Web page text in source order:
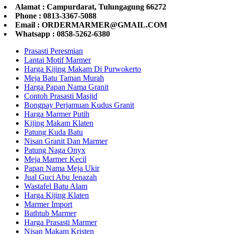
Alamat : Campurdarat, Tulungagung 66272
Phone : 0813-3367-5088
Email : ORDERMARMER@GMAIL.COM
Whatsapp : 0858-5262-6380
Prasasti Peresmian
Lantai Motif Marmer
Harga Kijing Makam Di Purwokerto
Meja Batu Taman Murah
Harga Papan Nama Granit
Contoh Prasasti Masjid
Bongpay Perjamuan Kudus Granit
Harga Marmer Putih
Kijing Makam Klaten
Patung Kuda Batu
Nisan Granit Dan Marmer
Patung Naga Onyx
Meja Marmer Kecil
Papan Nama Meja Ukir
Jual Guci Abu Jenazah
Wastafel Batu Alam
Harga Kijing Klaten
Marmer Import
Bathtub Marmer
Harga Prasasti Marmer
Nisan Makam Kristen